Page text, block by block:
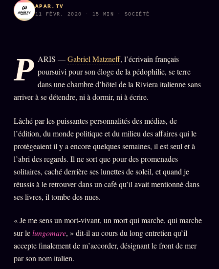
PRÉDICTIONS INFOFICTION
L'ORACLE Z/S 12 PRODUITS
Chat Oracle LIVE
Oracle z/S
Oracle Analyse
24€
Oracle Éclair
Oracle Couples
Oracle Famille
Oracle Sigil Sonore
Oracle Anniversaire
Oracle Carte du Jour
Oracle Algorithme
APAR.TV
11 FÉVR. 2020 · 15 MIN · SOCIÉTÉ
P ARIS —Gabriel Matzneff, l’écrivain français
poursuivi pour son éloge de la pédophilie, se terre
dans une chambre d’hôtel de la Riviera italienne sans
arriver à se détendre, ni à dormir, ni à écrire.
Lâché par les puissantes personnalités des médias, de
l’édition, du monde politique et du milieu des affaires qui le
protégeaient il y a encore quelques semaines, il est seul et à
l’abri des regards. Il ne sort que pour des promenades
solitaires, caché derrière ses lunettes de soleil, et quand je
réussis à le retrouver dans un café qu’il avait mentionné dans
ses livres, il tombe des nues.
« Je me sens un mort-vivant, un mort qui marche, qui marche
sur lelungomare, » dit-il au cours du long entretien qu’il
accepte finalement de m’accorder, désignant le front de mer
par son nom italien.